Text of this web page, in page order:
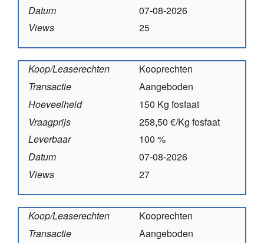
Datum
07-08-2026
Views
25
Koop/Leaserechten
Kooprechten
Transactie
Aangeboden
Hoeveelheid
150 Kg fosfaat
Vraagprijs
258,50 €/Kg fosfaat
Leverbaar
100 %
Datum
07-08-2026
Views
27
Koop/Leaserechten
Kooprechten
Transactie
Aangeboden